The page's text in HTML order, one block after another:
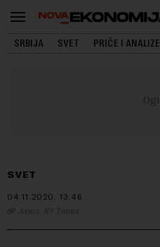
SRBIJA SVET PRIČE I ANALIZE
SVET
04.11.2020. 13:46
Axios, NY Times